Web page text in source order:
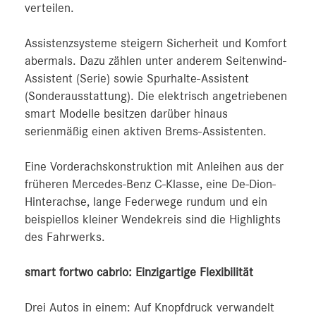
verteilen.
Assistenzsysteme steigern Sicherheit und Komfort
abermals. Dazu zählen unter anderem Seitenwind-
Assistent (Serie) sowie Spurhalte-Assistent
(Sonderausstattung). Die elektrisch angetriebenen
smart Modelle besitzen darüber hinaus
serienmäßig einen aktiven Brems-Assistenten.
Eine Vorderachskonstruktion mit Anleihen aus der
früheren Mercedes‑Benz C-Klasse, eine De-Dion-
Hinterachse, lange Federwege rundum und ein
beispiellos kleiner Wendekreis sind die Highlights
des Fahrwerks.
smart fortwo cabrio: Einzigartige Flexibilität
Drei Autos in einem: Auf Knopfdruck verwandelt